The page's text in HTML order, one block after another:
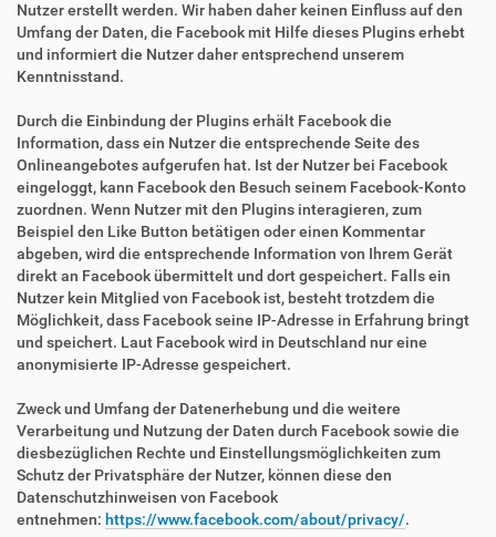
Nutzer erstellt werden. Wir haben daher keinen Einfluss auf den
Umfang der Daten, die Facebook mit Hilfe dieses Plugins erhebt
und informiert die Nutzer daher entsprechend unserem
Kenntnisstand.
Durch die Einbindung der Plugins erhält Facebook die
Information, dass ein Nutzer die entsprechende Seite des
Onlineangebotes aufgerufen hat. Ist der Nutzer bei Facebook
eingeloggt, kann Facebook den Besuch seinem Facebook-Konto
zuordnen. Wenn Nutzer mit den Plugins interagieren, zum
Beispiel den Like Button betätigen oder einen Kommentar
abgeben, wird die entsprechende Information von Ihrem Gerät
direkt an Facebook übermittelt und dort gespeichert. Falls ein
Nutzer kein Mitglied von Facebook ist, besteht trotzdem die
Möglichkeit, dass Facebook seine IP-Adresse in Erfahrung bringt
und speichert. Laut Facebook wird in Deutschland nur eine
anonymisierte IP-Adresse gespeichert.
Zweck und Umfang der Datenerhebung und die weitere
Verarbeitung und Nutzung der Daten durch Facebook sowie die
diesbezüglichen Rechte und Einstellungsmöglichkeiten zum
Schutz der Privatsphäre der Nutzer, können diese den
Datenschutzhinweisen von Facebook
entnehmen: https://www.facebook.com/about/privacy/.